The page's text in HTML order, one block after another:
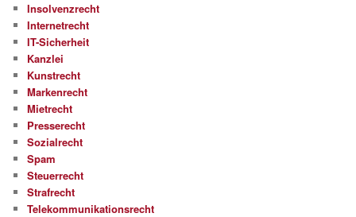
Insolvenzrecht
Internetrecht
IT-Sicherheit
Kanzlei
Kunstrecht
Markenrecht
Mietrecht
Presserecht
Sozialrecht
Spam
Steuerrecht
Strafrecht
Telekommunikationsrecht